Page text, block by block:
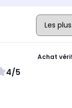
Achat
4/5